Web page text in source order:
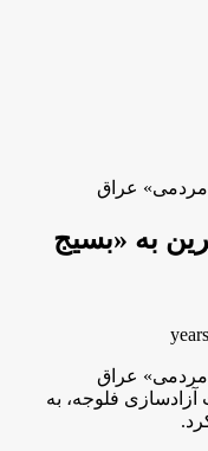
مردمی» عراق
به «بسیج
مردمی» عراق
آزادسازی فلوجه، به